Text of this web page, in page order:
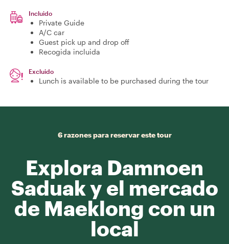
Incluido
Private Guide
A/C car
Guest pick up and drop off
Recogida incluida
Excluido
Lunch is available to be purchased during the tour
6 razones para reservar este tour
Explora Damnoen
Saduak y el mercado
de Maeklong con un
local